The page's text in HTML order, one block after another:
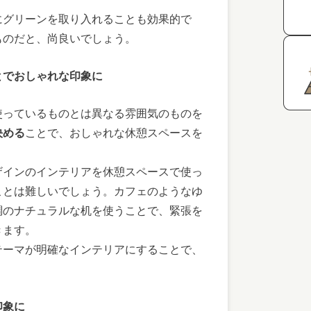
リーンを取り入れることも効果的で
だと、尚良いでしょう。
おしゃれな印象に
ているものとは異なる雰囲気のものを
ることで、おしゃれな休憩スペースを
ンのインテリアを休憩スペースで使っ
は難しいでしょう。カフェのようなゆ
ナチュラルな机を使うことで、緊張を
す。
マが明確なインテリアにすることで、
に